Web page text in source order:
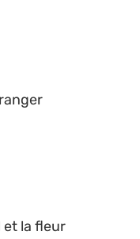
et la fleur